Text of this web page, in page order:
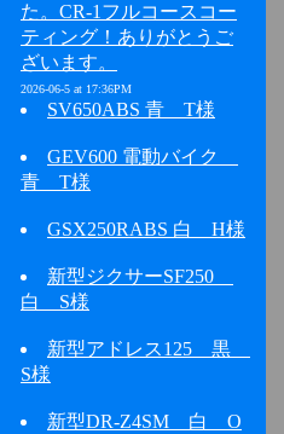
た。CR-1フルコースコー
ティング！ありがとうご
ざいます。
2026-06-5 at 17:36PM
SV650ABS 青 T様
GEV600 電動バイク
青 T様
GSX250RABS 白 H様
新型ジクサーSF250
白 S様
新型アドレス125 黒
S様
新型DR-Z4SM 白 O